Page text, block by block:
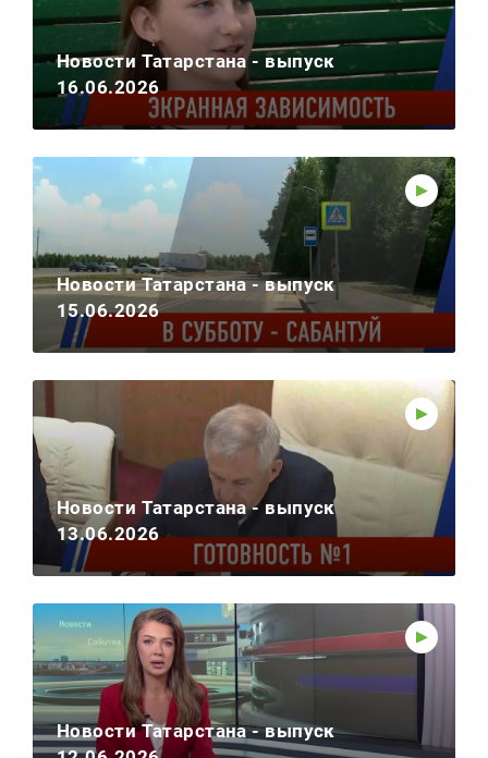
Новости Татарстана - выпуск
16.06.2026
Новости Татарстана - выпуск
15.06.2026
Новости Татарстана - выпуск
13.06.2026
Новости Татарстана - выпуск